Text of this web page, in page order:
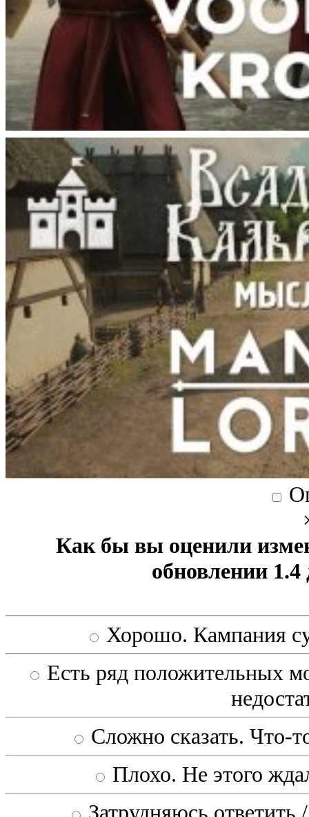
Как бы вы оценили
обновлении
Хорошо. Кампания
Есть ряд положительных
Сложно сказать. Что-
Плохо. Не этого